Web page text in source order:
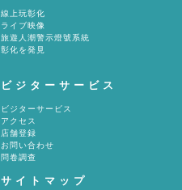
線上玩彰化
ライブ映像
旅遊人潮警示燈號系統
彰化を発見
ビジターサービス
ビジターサービス
アクセス
店舗登録
お問い合わせ
問卷調查
サイトマップ